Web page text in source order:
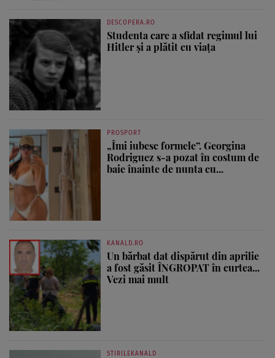
DESCOPERA.RO
Studenta care a sfidat regimul lui
Hitler și a plătit cu viața
PROSPORT
„Îmi iubesc formele”. Georgina
Rodriguez s-a pozat în costum de
baie înainte de nunta cu...
KANALD.RO
Un bărbat dat dispărut din aprilie
a fost găsit ÎNGROPAT în curtea...
Vezi mai mult
STIRILEKANALD